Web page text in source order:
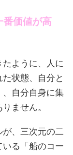
番価値が高
ように、人に
状態、自分と
自分自身に集
ません。
、三次元の二
る「船のコー